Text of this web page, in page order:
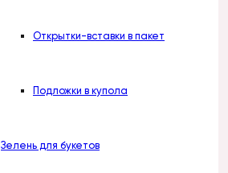
Открытки-вставки в пакет
Подложки в купола
Зелень для букетов